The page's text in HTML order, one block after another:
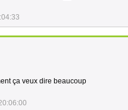
ça veux dire beaucoup